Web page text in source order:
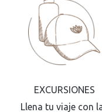
EXCURSIONES
Llena tu viaje con